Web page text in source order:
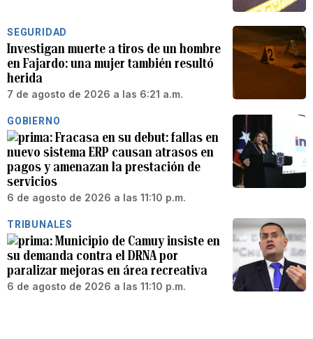
SEGURIDAD
Investigan muerte a tiros de un hombre
en Fajardo: una mujer también resultó
herida
7 de agosto de 2026 a las 6:21 a.m.
GOBIERNO
Fracasa en su debut: fallas en
nuevo sistema ERP causan atrasos en
pagos y amenazan la prestación de
servicios
6 de agosto de 2026 a las 11:10 p.m.
TRIBUNALES
Municipio de Camuy insiste en
su demanda contra el DRNA por
paralizar mejoras en área recreativa
6 de agosto de 2026 a las 11:10 p.m.